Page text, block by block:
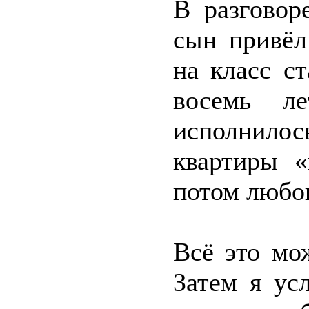
В
сын
на класс
восемь
квартиры
потом
Всё это
Затем я